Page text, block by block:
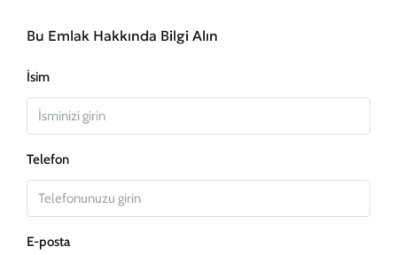
Bu Emlak Hakkında Bilgi Alın
İsim
Telefon
E-posta